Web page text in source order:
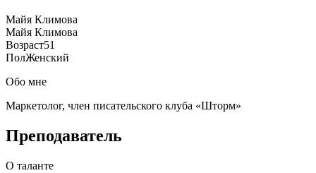
Майя Климова
Майя Климова
Возраст51
ПолЖенский
Обо мне
Маркетолог, член писательского клуба «Шторм»
Преподаватель
О таланте